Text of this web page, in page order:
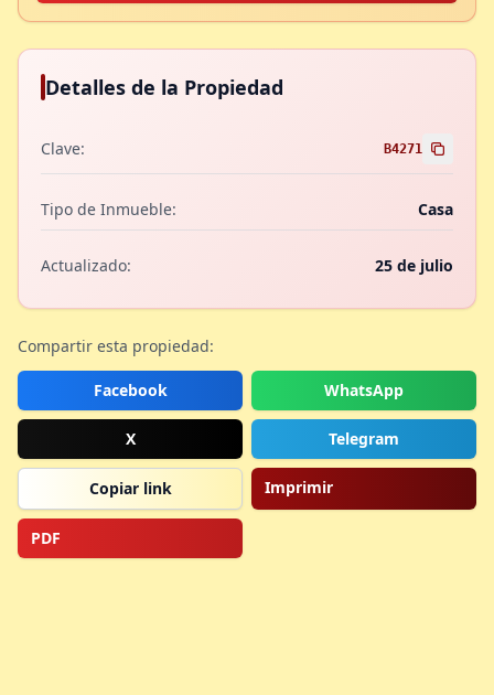
Detalles de la Propiedad
Clave: B4271
Tipo de Inmueble: Casa
Actualizado: 25 de julio
Compartir esta propiedad:
Facebook WhatsApp
X Telegram
Copiar link Imprimir
PDF